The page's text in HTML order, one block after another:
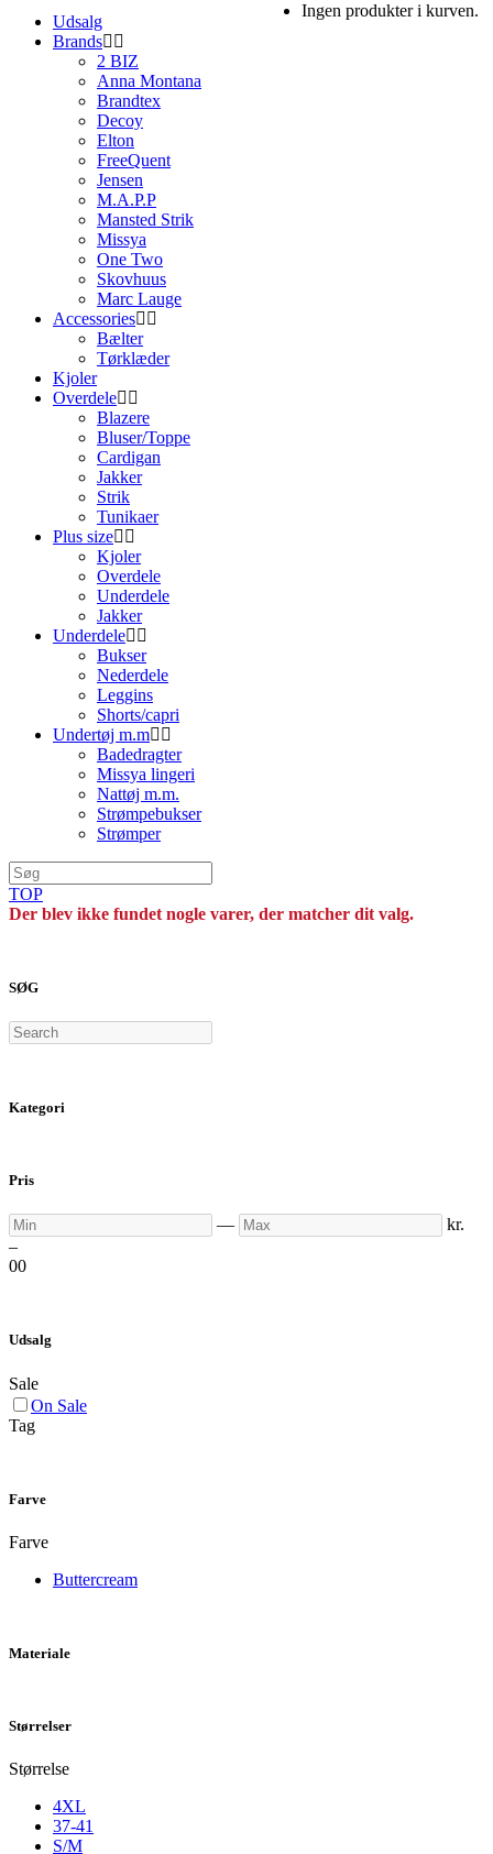
Ingen produkter i kurven.
Udsalg
Brands
2 BIZ
Anna Montana
Brandtex
Decoy
Elton
FreeQuent
Jensen
M.A.P.P
Mansted Strik
Missya
One Two
Skovhuus
Marc Lauge
Accessories
Bælter
Tørklæder
Kjoler
Overdele
Blazere
Bluser/Toppe
Cardigan
Jakker
Strik
Tunikaer
Plus size
Kjoler
Overdele
Underdele
Jakker
Underdele
Bukser
Nederdele
Leggins
Shorts/capri
Undertøj m.m
Badedragter
Missya lingeri
Nattøj m.m.
Strømpebukser
Strømper
TOP
Der blev ikke fundet nogle varer, der matcher dit valg.
SØG
Search
Kategori
Pris
Min — Max
kr.
–
00
Udsalg
Sale
On Sale
Tag
Farve
Farve
Buttercream
Materiale
Størrelser
Størrelse
4XL
37-41
S/M